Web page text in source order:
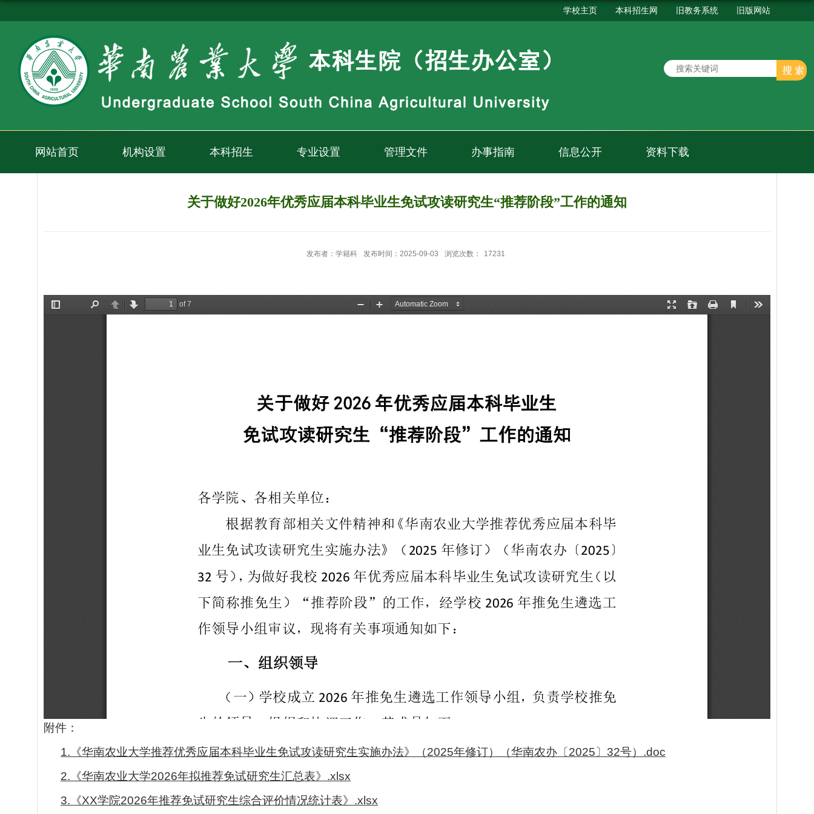
旧版网站
旧教务系统
本科招生网
学校主页
网站首页 机构设置 本科招生 专业设置 管理文件 办事指南 信息公开 资料下载
关于做好2026年优秀应届本科毕业生免试攻读研究生“推荐阶段”工作的通知
发布者：学籍科 发布时间：2025-09-03 浏览次数： 17231
附件：
1.《华南农业大学推荐优秀应届本科毕业生免试攻读研究生实施办法》（2025年修订）（华南农办〔2025〕32号）.doc
2.《华南农业大学2026年拟推荐免试研究生汇总表》.xlsx
3.《XX学院2026年推荐免试研究生综合评价情况统计表》.xlsx